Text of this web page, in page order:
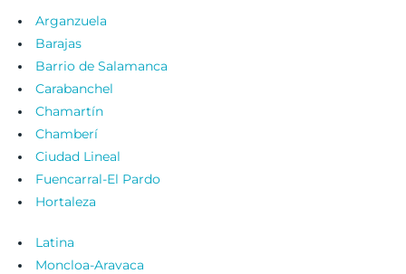
Arganzuela
Barajas
Barrio de Salamanca
Carabanchel
Chamartín
Chamberí
Ciudad Lineal
Fuencarral-El Pardo
Hortaleza
Latina
Moncloa-Aravaca